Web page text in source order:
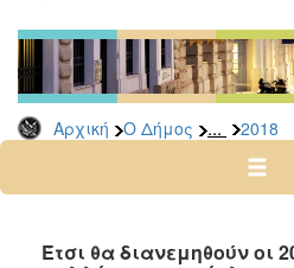
Αρχική Ο Δήμος ... 2018
Δελτία
Τύπου
Αρχείο
2026
2024
Έτσι θα διανεμηθούν οι